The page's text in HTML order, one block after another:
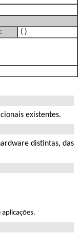
( )
existentes.
distintas, das